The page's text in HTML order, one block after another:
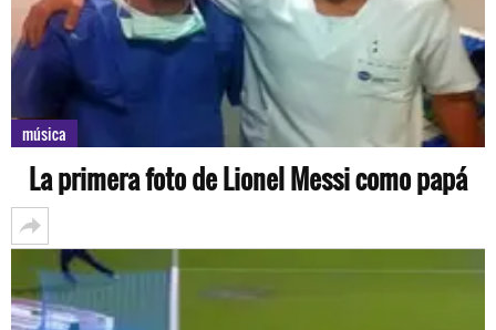
música
La primera foto de Lionel Messi como papá